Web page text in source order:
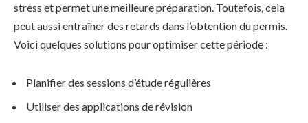
stress et permet une meilleure préparation. Toutefois, cela
peut aussi entraîner des retards dans l’obtention du permis.
Voici quelques solutions pour optimiser cette période :
Planifier des sessions d’étude régulières
Utiliser des applications de révision